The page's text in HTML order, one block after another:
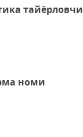
тайёрловчи
номи